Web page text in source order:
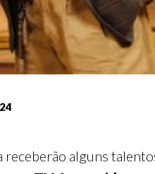
alguns